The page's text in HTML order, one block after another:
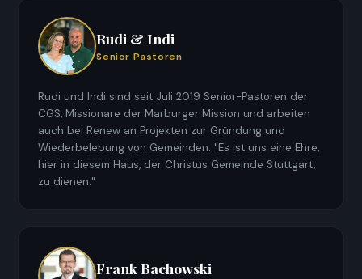
Rudi & Indi
Senior Pastoren
Rudi und Indi sind seit Juli 2019 Senior-Pastoren der
CGS, Missionare der Marburger Mission und arbeiten
auch bei Renew an Projekten zur Gründung und
Wiederbelebung von Gemeinden. "Es ist uns eine Ehre,
hier in diesem Haus, der Christus Gemeinde Stuttgart,
zu dienen."
Frank Bachowski